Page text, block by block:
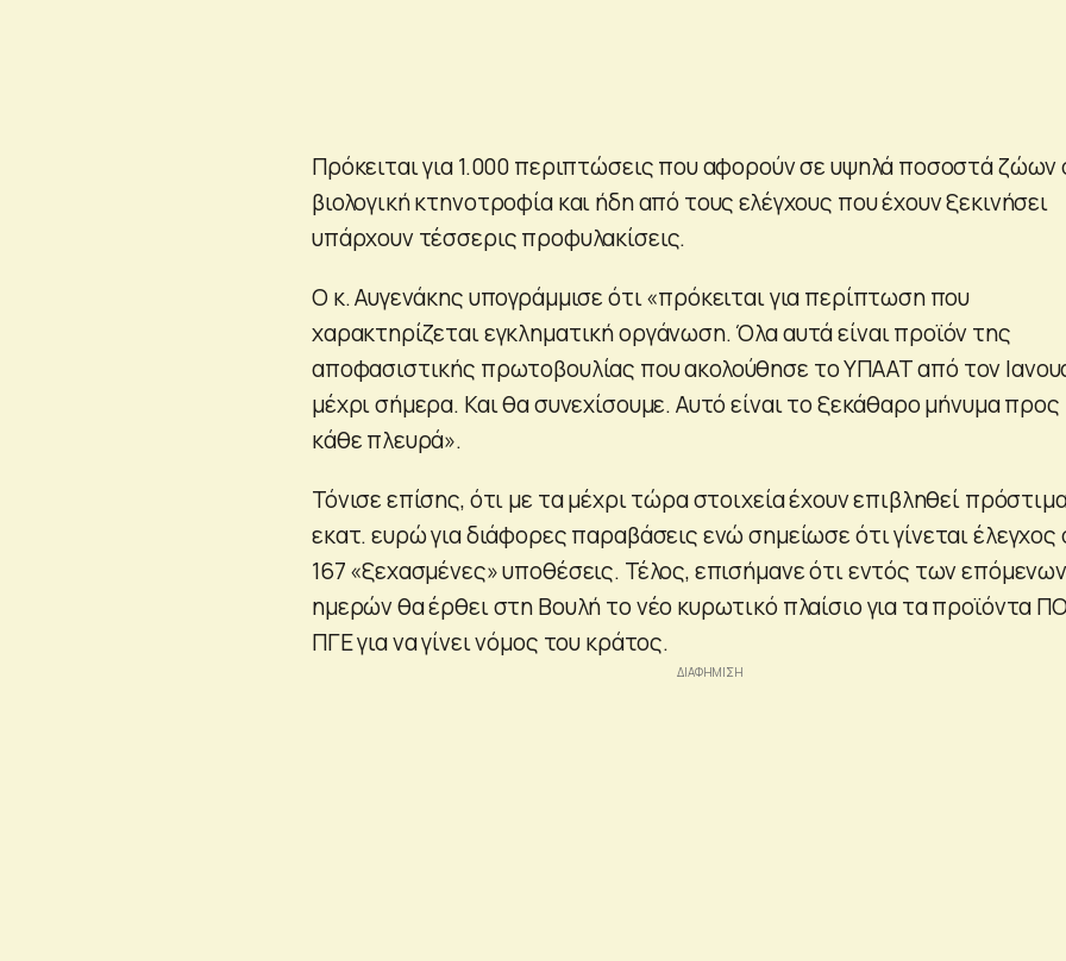
Πρόκειται για 1.000 περιπτώσεις που αφορούν σε υψηλά ποσοστά ζώων
βιολογική κτηνοτροφία και ήδη από τους ελέγχους που έχουν ξεκινήσει
υπάρχουν τέσσερις προφυλακίσεις.
Ο κ. Αυγενάκης υπογράμμισε ότι «πρόκειται για περίπτωση που
χαρακτηρίζεται εγκληματική οργάνωση. Όλα αυτά είναι προϊόν της
αποφασιστικής πρωτοβουλίας που ακολούθησε το ΥΠΑΑΤ από τον
μέχρι σήμερα. Και θα συνεχίσουμε. Αυτό είναι το ξεκάθαρο μήνυμα προς
κάθε πλευρά».
Τόνισε επίσης, ότι με τα μέχρι τώρα στοιχεία έχουν επιβληθεί
εκατ. ευρώ για διάφορες παραβάσεις ενώ σημείωσε ότι γίνεται έλεγχος
167 «ξεχασμένες» υποθέσεις. Τέλος, επισήμανε ότι εντός των επόμενων
ημερών θα έρθει στη Βουλή το νέο κυρωτικό πλαίσιο για τα προϊόντα
ΠΓΕ για να γίνει νόμος του κράτος.